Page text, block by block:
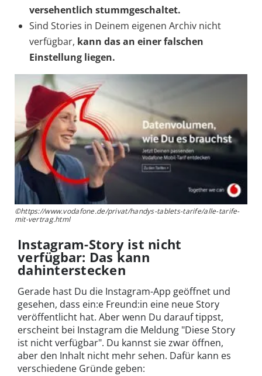
versehentlich stummgeschaltet.
Sind Stories in Deinem eigenen Archiv nicht
verfügbar, kann das an einer falschen
Einstellung liegen.
©https://www.vodafone.de/privat/handys-tablets-tarife/alle-tarife-
mit-vertrag.html
Instagram-Story ist nicht
verfügbar: Das kann
dahinterstecken
Gerade hast Du die Instagram-App geöffnet und
gesehen, dass ein:e Freund:in eine neue Story
veröffentlicht hat. Aber wenn Du darauf tippst,
erscheint bei Instagram die Meldung "Diese Story
ist nicht verfügbar". Du kannst sie zwar öffnen,
aber den Inhalt nicht mehr sehen. Dafür kann es
verschiedene Gründe geben: